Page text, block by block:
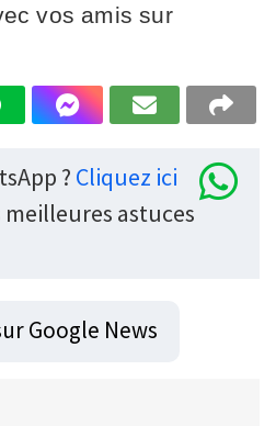
vos amis sur
? Cliquez ici
astuces
Google News